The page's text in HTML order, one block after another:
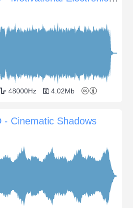
48000Hz 4.02Mb
- Cinematic Shadows